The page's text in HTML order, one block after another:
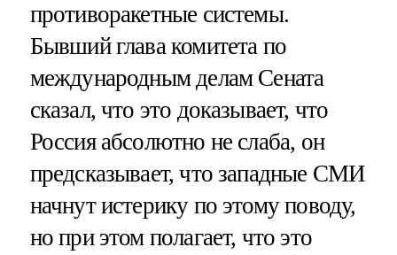
противоракетные системы.
Бывший глава комитета по
международным делам Сената
сказал, что это доказывает, что
Россия абсолютно не слаба, он
предсказывает, что западные СМИ
начнут истерику по этому поводу,
но при этом полагает, что это